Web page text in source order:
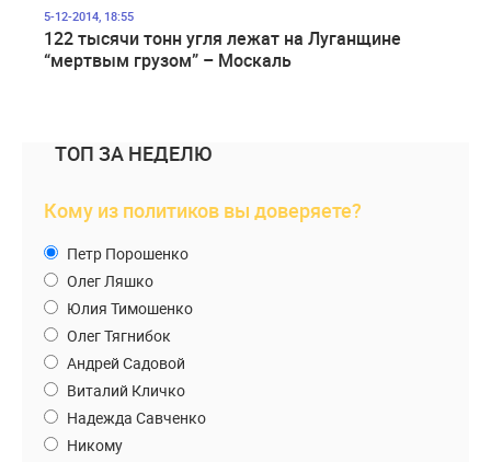
5-12-2014, 18:55
122 тысячи тонн угля лежат на Луганщине
“мертвым грузом” – Москаль
ТОП ЗА НЕДЕЛЮ
Кому из политиков вы доверяете?
Петр Порошенко
Олег Ляшко
Юлия Тимошенко
Олег Тягнибок
Андрей Садовой
Виталий Кличко
Надежда Савченко
Никому